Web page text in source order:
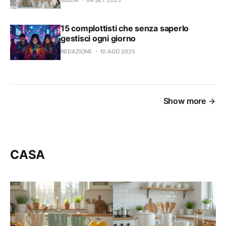
15 complottisti che senza saperlo
gestisci ogni giorno
REDAZIONE 10 AGO 2025
Show more
CASA